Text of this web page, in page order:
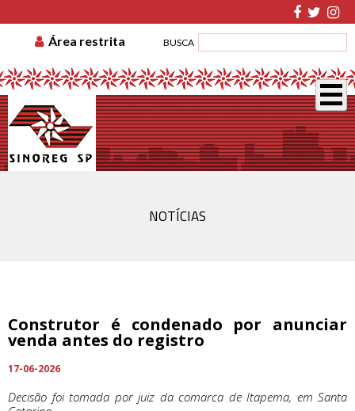
TABELA DE CUSTAS ASSOCIE-SE
GUIA DE
BUSCA
Área restrita
NOTÍCIAS
Construtor é condenado por anunciar
venda antes do registro
17-06-2026
Decisão foi tomada por juiz da comarca de Itapema, em Santa